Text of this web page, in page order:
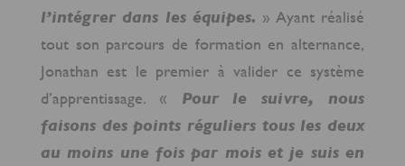
l’intégrer dans les équipes. » Ayant réalisé
tout son parcours de formation en alternance,
Jonathan est le premier à valider ce système
d’apprentissage. « Pour le suivre, nous
faisons des points réguliers tous les deux
au moins une fois par mois et je suis en